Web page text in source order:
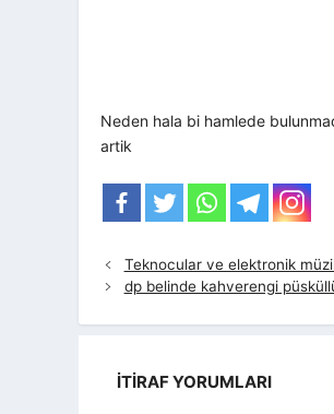
Neden hala bi hamlede
artik
Teknocular ve elektronik
dp belinde kahverengi
İTIRAF YORUMLARI